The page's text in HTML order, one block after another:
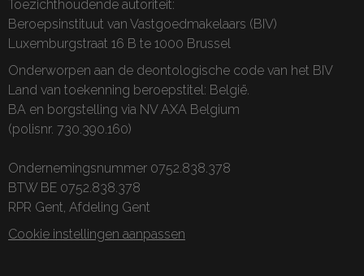
Toezichthoudende autoriteit:
Beroepsinstituut van Vastgoedmakelaars (BIV)
Luxemburgstraat 16 B te 1000 Brussel
Onderworpen aan de deontologische code van het BIV
Land van toekenning beroepstitel: België.
BA en borgstelling via NV AXA Belgium
(polisnr. 730.390.160)
Ondernemingsnummer 0752.838.378
BTW BE 0752.838.378
RPR Gent, Afdeling Gent
Cookie instellingen aanpassen